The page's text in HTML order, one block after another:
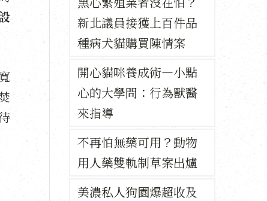
新北議員接獲上百件品
種病犬貓購買陳情案
開心貓咪養成術—小點
心的大學問：行為獸醫
來指導
不再怕無藥可用？動物
用人藥雙軌制草案出爐
美濃私人狗園爆超收及